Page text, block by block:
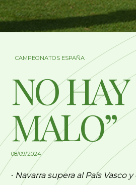
CAMPEONATOS ESPAÑA
NO
MALO”
08/09/2024
• Navarra supera al País Vasco